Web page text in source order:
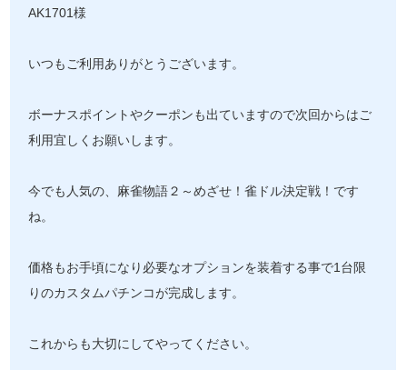
AK1701様
いつもご利用ありがとうございます。
ボーナスポイントやクーポンも出ていますので次回からはご
利用宜しくお願いします。
今でも人気の、麻雀物語２～めざせ！雀ドル決定戦！です
ね。
価格もお手頃になり必要なオプションを装着する事で1台限
りのカスタムパチンコが完成します。
これからも大切にしてやってください。